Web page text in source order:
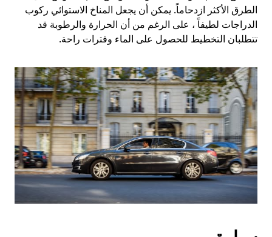
الطرق الأكثر ازدحاماً. يمكن أن يجعل المناخ الاستوائي ركوب
الدراجات لطيفاً ، على الرغم من أن الحرارة والرطوبة قد
تتطلبان التخطيط للحصول على الماء وفترات راحة.